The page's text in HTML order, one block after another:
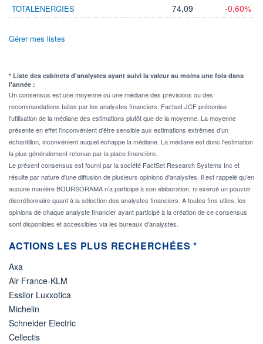
TOTALENERGIES 74,09 -0,60%
Gérer mes listes
* Liste des cabinets d'analystes ayant suivi la valeur au moins une fois dans
l'année :
Un consensus est une moyenne ou une médiane des prévisions ou des
recommandations faites par les analystes financiers. Factset JCF préconise
l'utilisation de la médiane des estimations plutôt que de la moyenne. La moyenne
présente en effet l'inconvénient d'être sensible aux estimations extrêmes d'un
échantillon, inconvénient auquel échappe la médiane. La médiane est donc l'estimation
la plus généralement retenue par la place financière.
Le présent consensus est fourni par la société FactSet Research Systems Inc et
résulte par nature d'une diffusion de plusieurs opinions d'analystes. Il est rappelé qu'en
aucune manière BOURSORAMA n'a participé à son élaboration, ni exercé un pouvoir
discrétionnaire quant à la sélection des analystes financiers. A toutes fins utiles, les
opinions de chaque analyste financier ayant participé à la création de ce consensus
sont disponibles et accessibles via les bureaux d'analystes.
ACTIONS LES PLUS RECHERCHÉES *
Axa
Air France-KLM
Essilor Luxxotica
Michelin
Schneider Electric
Cellectis